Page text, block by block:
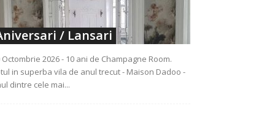
/ Lansari
Octombrie 2026 - 10 ani de Champagne Room.
in superba vila de anul trecut - Maison Dadoo -
dintre cele mai...